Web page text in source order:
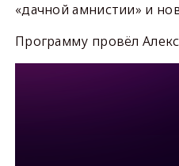
«дачной амнистии» и
Программу провёл